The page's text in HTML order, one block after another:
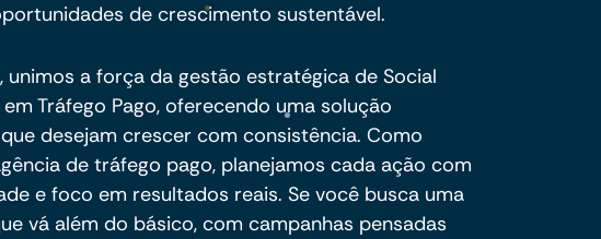
de crescimento sustentável.
unimos a força da gestão estratégica de Social
Tráfego Pago, oferecendo uma solução
desejam crescer com consistência. Como
de tráfego pago, planejamos cada ação com
e foco em resultados reais. Se você busca uma
vá além do básico, com campanhas pensadas